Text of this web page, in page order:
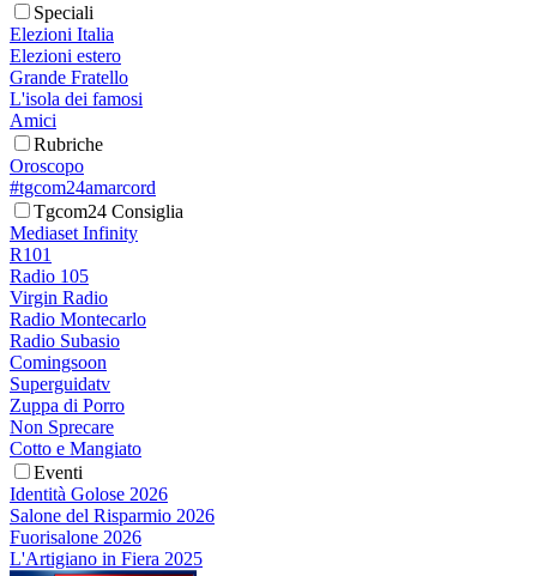
Speciali
Elezioni Italia
Elezioni estero
Grande Fratello
L'isola dei famosi
Amici
Rubriche
Oroscopo
#tgcom24amarcord
Tgcom24 Consiglia
Mediaset Infinity
R101
Radio 105
Virgin Radio
Radio Montecarlo
Radio Subasio
Comingsoon
Superguidatv
Zuppa di Porro
Non Sprecare
Cotto e Mangiato
Eventi
Identità Golose 2026
Salone del Risparmio 2026
Fuorisalone 2026
L'Artigiano in Fiera 2025